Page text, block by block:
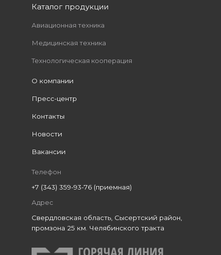
Каталог продукции
Авиационная техника
Медицинская техника
Технологическая кооперация
О компании
Пресс-центр
Контакты
Новости
Вакансии
Телефон
+7 (343) 359-93-76 (приемная)
Адрес
Свердловская область, Сысертский район,
промзона 25 км. Челябинского тракта